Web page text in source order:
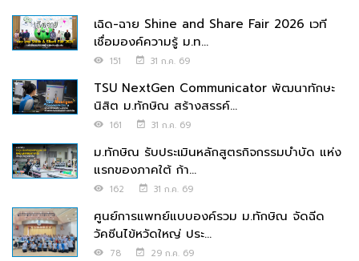
เฉิด-ฉาย Shine and Share Fair 2026 เวที
เชื่อมองค์ความรู้ ม.ท...
151 31 ก.ค. 69
TSU NextGen Communicator พัฒนาทักษะ
นิสิต ม.ทักษิณ สร้างสรรค์...
161 31 ก.ค. 69
ม.ทักษิณ รับประเมินหลักสูตรกิจกรรมบำบัด แห่ง
แรกของภาคใต้ ก้า...
162 31 ก.ค. 69
ศูนย์การแพทย์แบบองค์รวม ม.ทักษิณ จัดฉีด
วัคซีนไข้หวัดใหญ่ ประ...
78 29 ก.ค. 69